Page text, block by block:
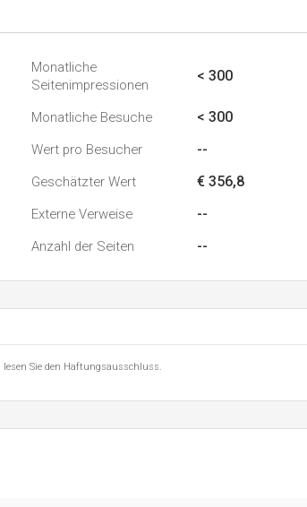
Monatliche
Seitenimpressionen
< 300
Monatliche Besuche < 300
Wert pro Besucher --
Geschätzter Wert € 356,8
Externe Verweise --
Anzahl der Seiten --
lesen Sie den Haftungsausschluss.